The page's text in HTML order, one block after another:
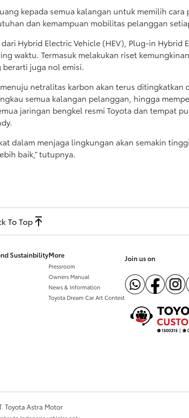
kepada semua kalangan untuk memilih
dan kemampuan mobilitas pelanggan
Hybrid Electric Vehicle (HEV), Plug-in Hybrid
waktu. Termasuk melakukan riset
berarti juga nol emisi.
netralitas karbon akan terus ditingkatkan
semua kalangan pelanggan, hingga
jaringan bengkel resmi Toyota dan tempat
dalam menjaga lingkungan akan semakin
baik,” tutupnya.
To Top
SustainbilityMore
Pressroom
Owners Manual
News & Information
Toyota Dream Car Art Contest
Join us on
Toyota Astra Motor